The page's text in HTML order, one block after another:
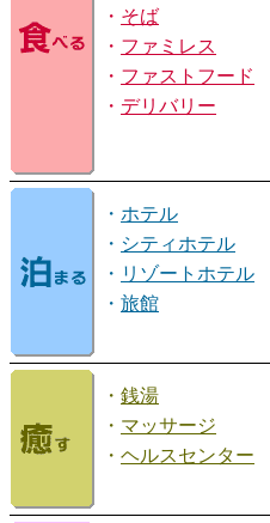
・ そば
・ ファミレス
・ ファストフード
・ デリバリー
・ ホテル
・ シティホテル
・ リゾートホテル
・ 旅館
・ 銭湯
・ マッサージ
・ ヘルスセンター